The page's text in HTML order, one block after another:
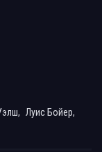
Луис Бойер,